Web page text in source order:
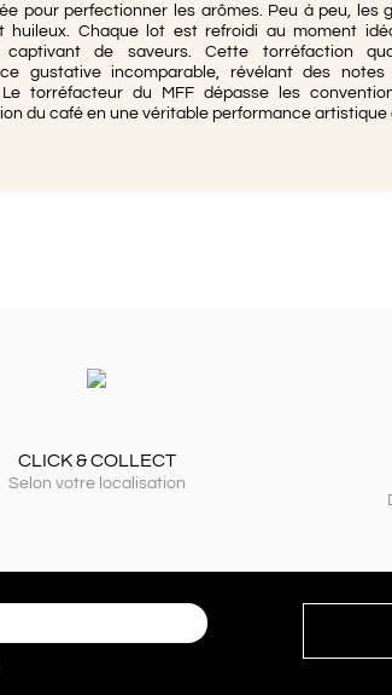
pour perfectionner les arômes. Peu à peu, les
huileux. Chaque lot est refroidi au moment
captivant de saveurs. Cette torréfaction
gustative incomparable, révélant des
torréfacteur du MFF dépasse les
du café en une véritable performance artistique
CLICK & COLLECT
Selon votre localisation